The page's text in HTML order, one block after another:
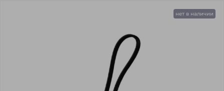
нет в наличии